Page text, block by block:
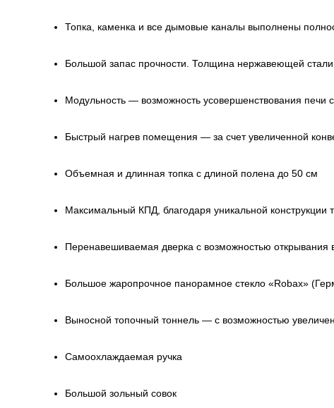
Топка, каменка и все дымовые каналы выполнены
Большой запас прочности. Толщина нержавеющей
Модульность — возможность усовершенствования
Быстрый нагрев помещения — за счет увеличенной
Объемная и длинная топка с длиной полена до 50 см
Максимальный КПД, благодаря уникальной
Перенавешиваемая дверка с возможностью открывания
Большое жаропрочное панорамное стекло «Robax»
Выносной топочный тоннель — с возможностью
Самоохлаждаемая ручка
Большой зольный совок